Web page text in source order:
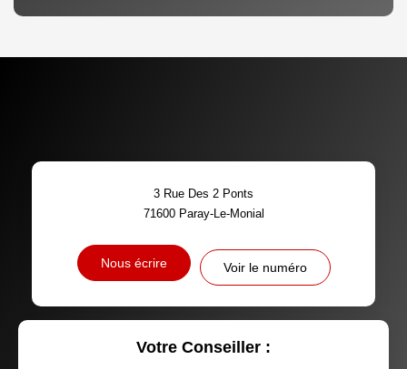
PART DES MÉNAGES SANS
VOITURE
DISTANCE DE L'AÉROPORT : SUPERFICIE :
RÉSULTATS DES LYCÉES
RESTAURANTS ET CAFÉS COMMERCES
3 Rue Des 2 Ponts
71600 Paray-Le-Monial
Nous écrire Voir le numéro
Votre Conseiller :